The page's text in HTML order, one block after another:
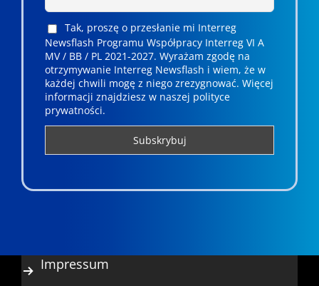
Tak, proszę o przesłanie mi Interreg
Newsflash Programu Współpracy Interreg VI A
MV / BB / PL 2021-2027. Wyrażam zgodę na
otrzymywanie Interreg Newsflash i wiem, że w
każdej chwili mogę z niego zrezygnować. ­­Więcej
informacji znajdziesz w naszej polityce
prywatności.
Impressum